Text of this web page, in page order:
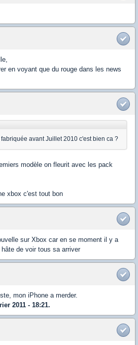
en voyant que du rouge dans les news
avant Juillet 2010 c'est bien ca ?
modèle on fleurit avec les pack
xbox c'est tout bon
sur Xbox car en se moment il y a
de voir tous sa arriver
mon iPhone a merder.
2011 - 18:21.